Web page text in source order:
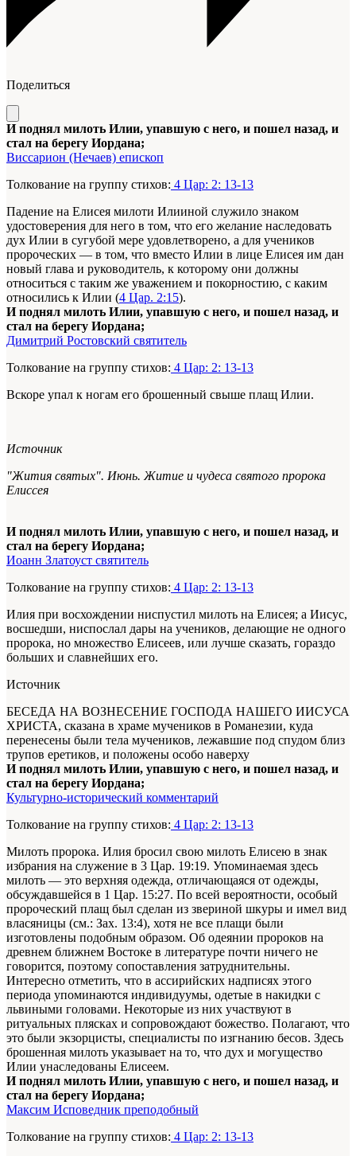
Поделиться
И поднял милоть Илии, упавшую с него, и пошел назад, и
стал на берегу Иордана;
Виссарион (Нечаев) епископ
Толкование на группу стихов: 4 Цар: 2: 13-13
Падение на Елисея милоти Илииной служило знаком
удостоверения для него в том, что его желание наследовать
дух Илии в сугубой мере удовлетворено, а для учеников
пророческих — в том, что вместо Илии в лице Елисея им дан
новый глава и руководитель, к которому они должны
относиться с таким же уважением и покорностию, с каким
относились к Илии (4 Цар. 2:15).
И поднял милоть Илии, упавшую с него, и пошел назад, и
стал на берегу Иордана;
Димитрий Ростовский святитель
Толкование на группу стихов: 4 Цар: 2: 13-13
Вскоре упал к ногам его брошенный свыше плащ Илии.
Источник
"Жития святых". Июнь. Житие и чудеса святого пророка
Елиссея
И поднял милоть Илии, упавшую с него, и пошел назад, и
стал на берегу Иордана;
Иоанн Златоуст святитель
Толкование на группу стихов: 4 Цар: 2: 13-13
Илия при восхождении ниспустил милоть на Елисея; а Иисус,
восшедши, ниспослал дары на учеников, делающие не одного
пророка, но множество Елисеев, или лучше сказать, гораздо
больших и славнейших его.
Источник
БЕСЕДА НА ВОЗНЕСЕНИЕ ГОСПОДА НАШЕГО ИИСУСА
ХРИСТА, сказана в храме мучеников в Романезии, куда
перенесены были тела мучеников, лежавшие под спудом близ
трупов еретиков, и положены особо наверху
И поднял милоть Илии, упавшую с него, и пошел назад, и
стал на берегу Иордана;
Культурно-исторический комментарий
Толкование на группу стихов: 4 Цар: 2: 13-13
Милоть пророка. Илия бросил свою милоть Елисею в знак
избрания на служение в 3 Цар. 19:19. Упоминаемая здесь
милоть — это верхняя одежда, отличающаяся от одежды,
обсуждавшейся в 1 Цар. 15:27. По всей вероятности, особый
пророческий плащ был сделан из звериной шкуры и имел вид
власяницы (см.: Зах. 13:4), хотя не все плащи были
изготовлены подобным образом. Об одеянии пророков на
древнем ближнем Востоке в литературе почти ничего не
говорится, поэтому сопоставления затруднительны.
Интересно отметить, что в ассирийских надписях этого
периода упоминаются индивидуумы, одетые в накидки с
львиными головами. Некоторые из них участвуют в
ритуальных плясках и сопровождают божество. Полагают, что
это были экзорцисты, специалисты по изгнанию бесов. Здесь
брошенная милоть указывает на то, что дух и могущество
Илии унаследованы Елисеем.
И поднял милоть Илии, упавшую с него, и пошел назад, и
стал на берегу Иордана;
Максим Исповедник преподобный
Толкование на группу стихов: 4 Цар: 2: 13-13